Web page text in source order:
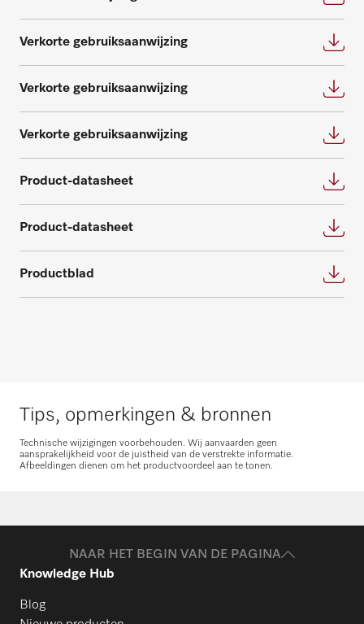
Onderdelen aanvragen
Onderdelen aanvragen
Verkorte gebruiksaanwijzing
Verkorte gebruiksaanwijzing
Verkorte gebruiksaanwijzing
Product-datasheet
Product-datasheet
Productblad
Tips, opmerkingen & bronnen
Technische wijzigingen voorbehouden. Wij aanvaarden geen
aansprakelijkheid voor de juistheid van de verstrekte informatie.
Afbeeldingen dienen om het productvoordeel aan te tonen.
NAAR HET BEGIN VAN DE PAGINA
Knowledge Hub
Blog